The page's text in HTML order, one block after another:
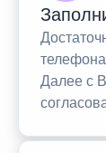
Далее с